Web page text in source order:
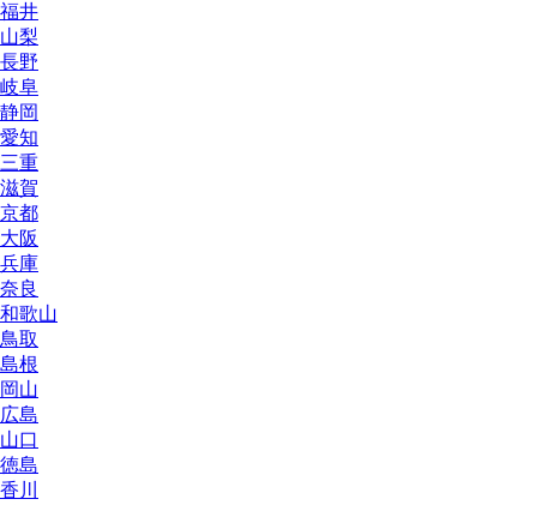
福井
山梨
長野
岐阜
静岡
愛知
三重
滋賀
京都
大阪
兵庫
奈良
和歌山
鳥取
島根
岡山
広島
山口
徳島
香川